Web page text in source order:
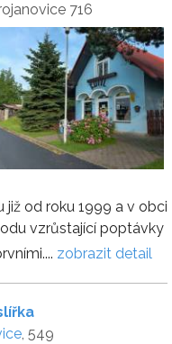
716
již od roku 1999 a v obci
vzrůstající poptávky
zobrazit detail
, 549